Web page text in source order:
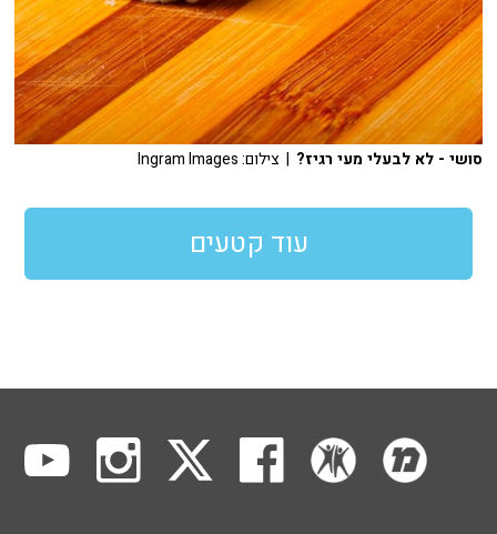
סושי - לא לבעלי מעי רגיז? | צילום: Ingram Images
עוד קטעים